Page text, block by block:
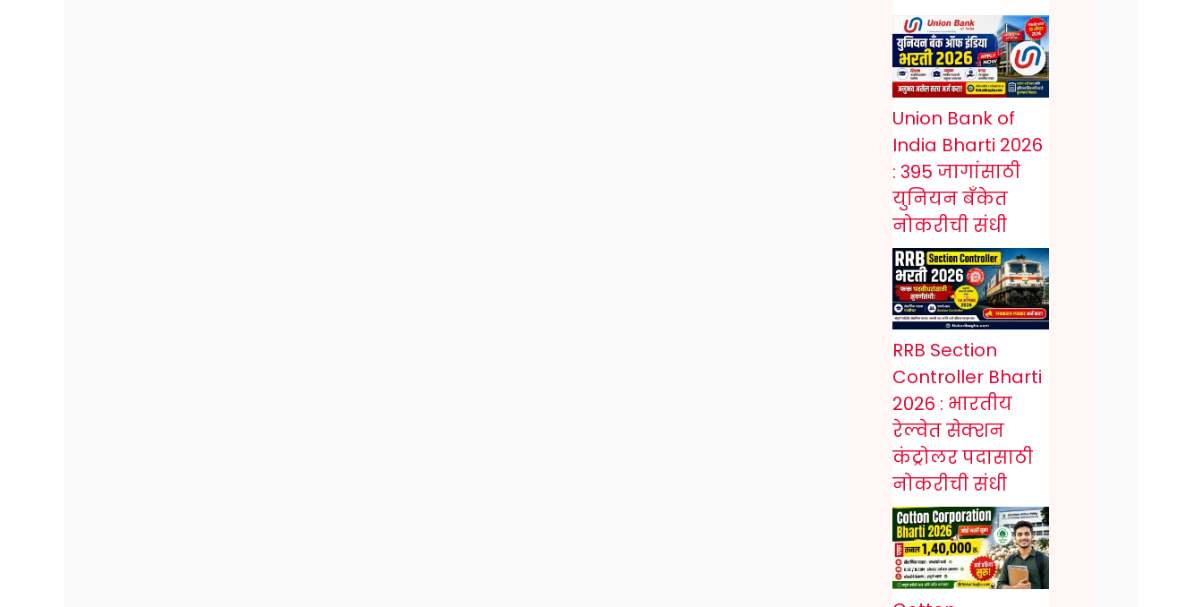
Union Bank of
India Bharti 2026
: 395 जागांसाठी
युनियन बँकेत
नोकरीची संधी
RRB Section
Controller Bharti
2026 : भारतीय
रेल्वेत सेक्शन
कंट्रोलर पदासाठी
नोकरीची संधी